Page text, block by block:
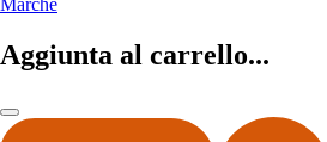
Aggiunta al carrello...